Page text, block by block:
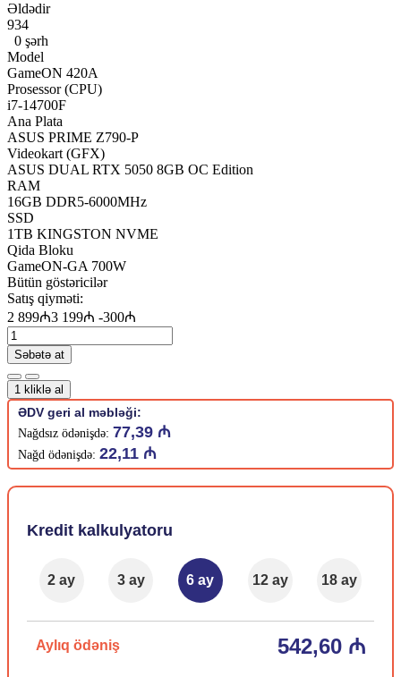
Əldədir
934
0 şərh
Model
GameON 420A
Prosessor (CPU)
i7-14700F
Ana Plata
ASUS PRIME Z790-P
Videokart (GFX)
ASUS DUAL RTX 5050 8GB OC Edition
RAM
16GB DDR5-6000MHz
SSD
1TB KINGSTON NVME
Qida Bloku
GameON-GA 700W
Bütün göstəricilər
Satış qiyməti:
2 899₼3 199₼ -300₼
Səbətə at
1 kliklə al
ƏDV geri al məbləği:
Nağdsız ödənişdə: 77,39 ₼
Nağd ödənişdə: 22,11 ₼
Kredit kalkulyatoru
2 ay 3 ay 6 ay 12 ay 18 ay
Aylıq ödəniş 542,60 ₼